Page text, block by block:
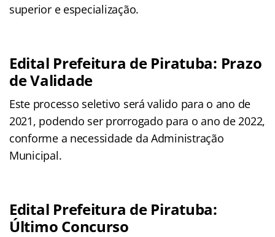
superior e especialização.
Edital Prefeitura de Piratuba: Prazo
de Validade
Este processo seletivo será valido para o ano de
2021, podendo ser prorrogado para o ano de 2022,
conforme a necessidade da Administração
Municipal.
Edital Prefeitura de Piratuba:
Último Concurso